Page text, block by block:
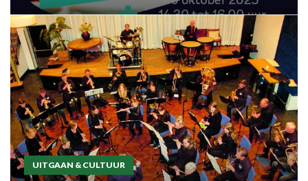
UITGAAN & CULTUUR